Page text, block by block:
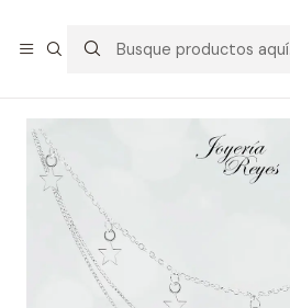
Cadena de Plata Rodinada
GIA11821